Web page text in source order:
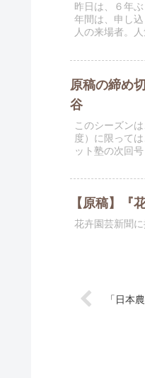
昨日は、６年
年間は、申し
人の来場者。
原稿の締め
谷
このシーズン
度）に限って
ット塾の次回号
【原稿】『
花卉園芸新聞
「日本